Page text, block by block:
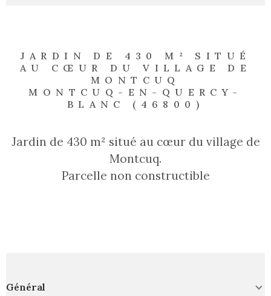
JARDIN DE 430 M² SITUÉ
AU CŒUR DU VILLAGE DE
MONTCUQ
MONTCUQ-EN-QUERCY-
BLANC (46800)
Jardin de 430 m² situé au cœur du village de
Montcuq.
Parcelle non constructible
Général